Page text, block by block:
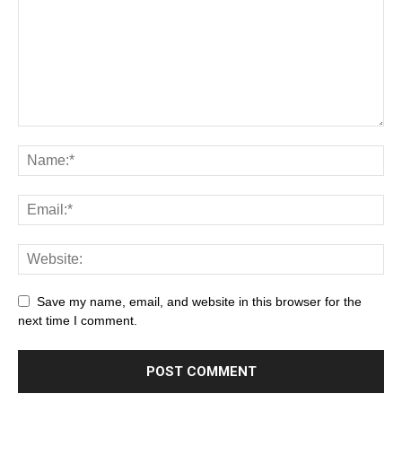
Save my name, email, and website in this browser for the
next time I comment.